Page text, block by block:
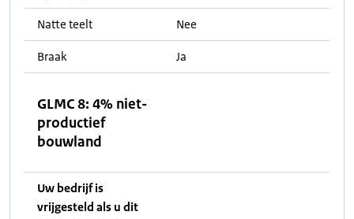
Natte teelt Nee
Braak Ja
GLMC 8: 4% niet-
productief
bouwland
Uw bedrijf is
vrijgesteld als u dit